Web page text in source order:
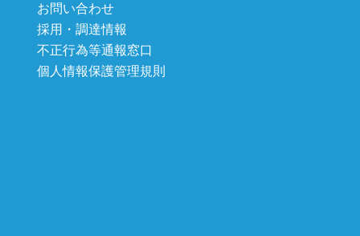
お問い合わせ
採用・調達情報
不正行為等通報窓口
個人情報保護管理規則